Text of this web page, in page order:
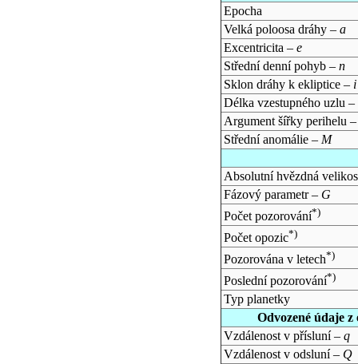
Epocha
Velká poloosa dráhy – a
Excentricita – e
Střední denní pohyb – n
Sklon dráhy k ekliptice – i
Délka vzestupného uzlu –
Argument šířky perihelu
Střední anomálie – M
Absolutní hvězdná
Fázový parametr – G
Počet pozorování*)
Počet opozic*)
Pozorována v letech*)
Poslední pozorování*)
Typ planetky
Odvozené údaje
Vzdálenost v přísluní – q
Vzdálenost v odsluní – Q